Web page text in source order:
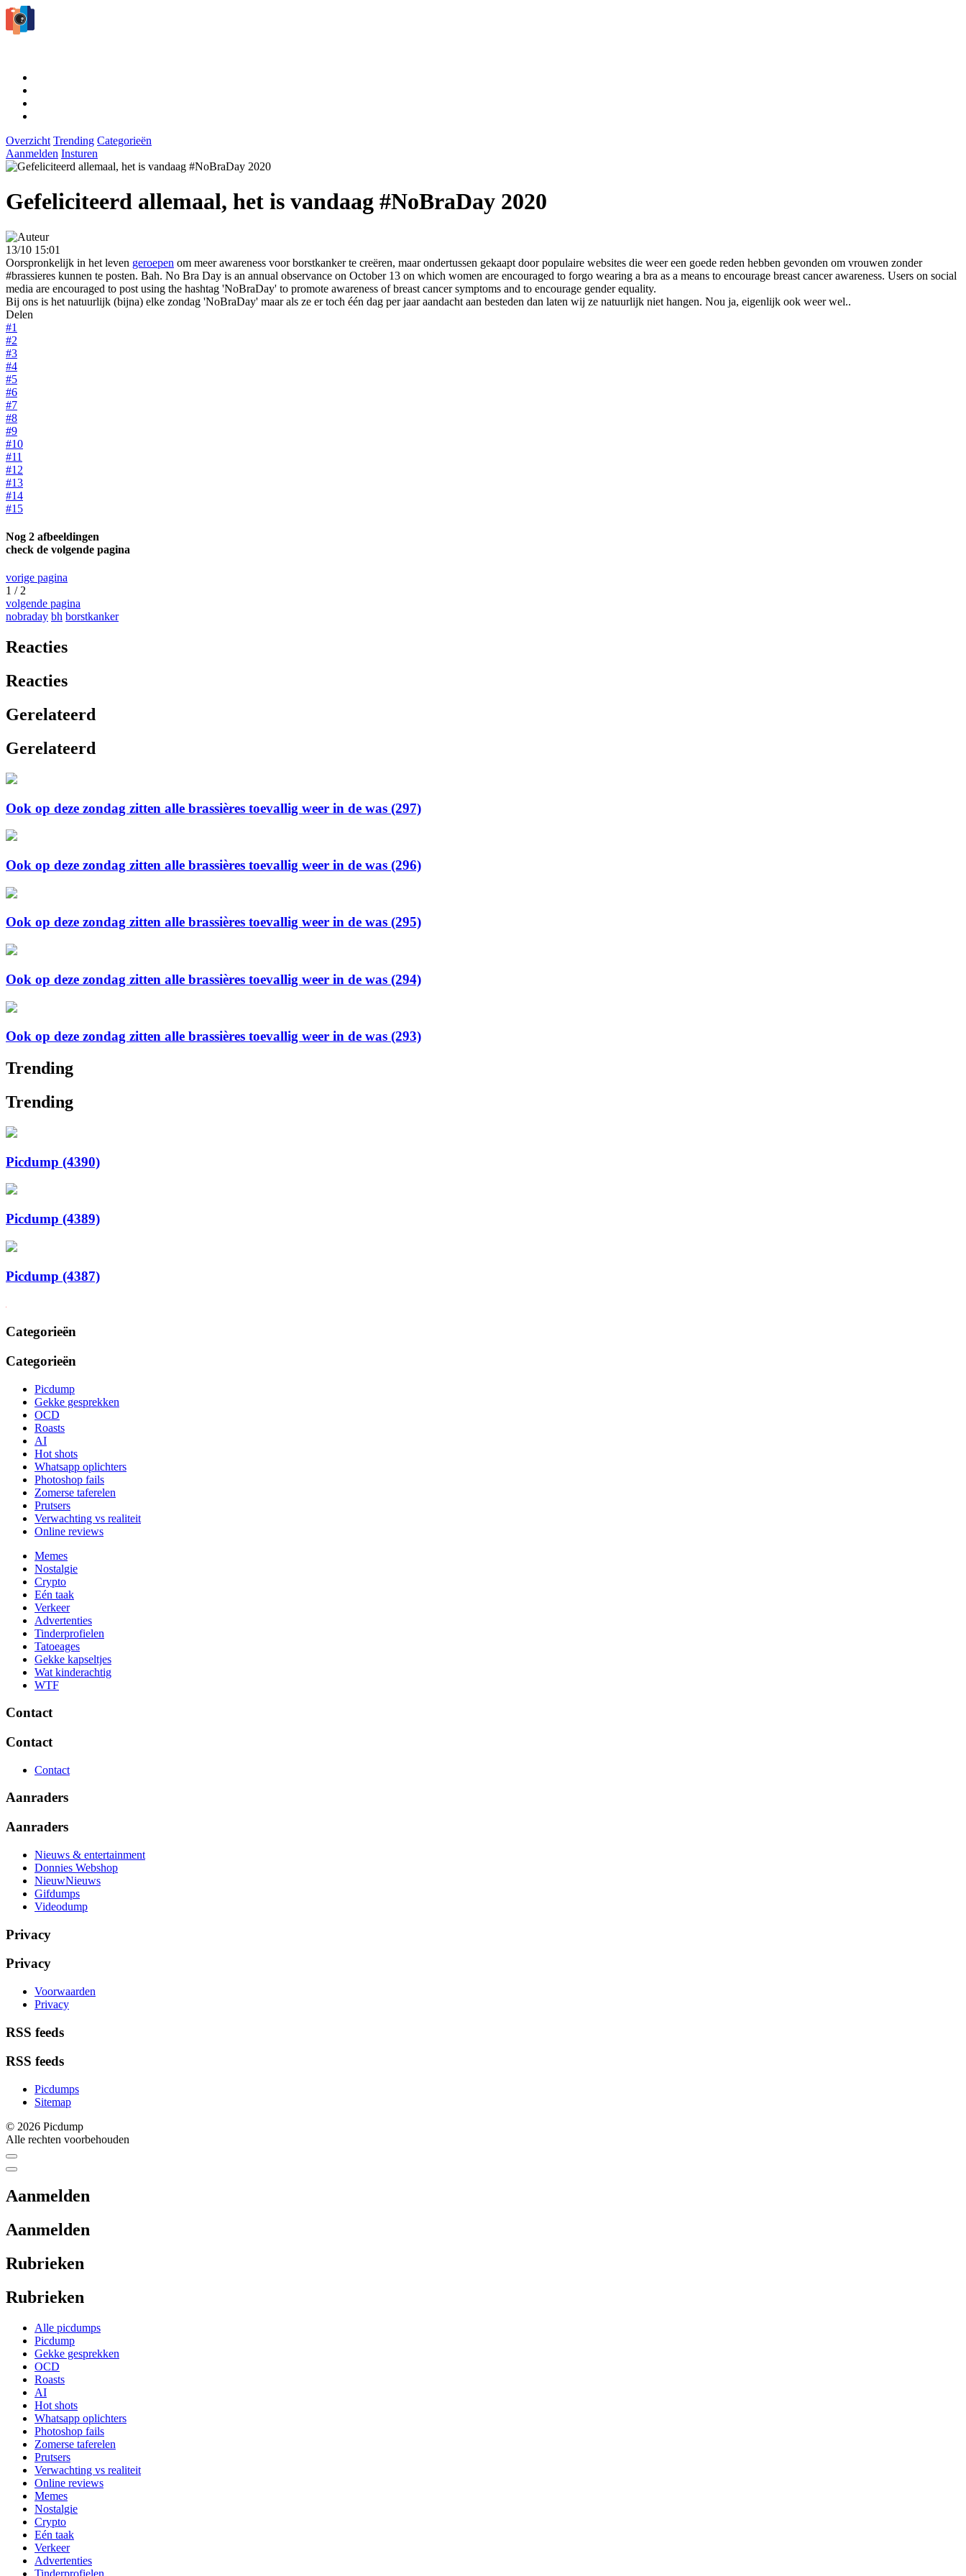
Overzicht Trending Categorieën
Aanmelden Insturen
Gefeliciteerd allemaal, het is vandaag #NoBraDay 2020
13/10 15:01
Oorspronkelijk in het leven geroepen om meer awareness voor borstkanker te creëren, maar ondertussen gekaapt door populaire websites die weer een goede reden hebben gevonden om vrouwen zonder
#brassieres kunnen te posten. Bah. No Bra Day is an annual observance on October 13 on which women are encouraged to forgo wearing a bra as a means to encourage breast cancer awareness. Users on social
media are encouraged to post using the hashtag 'NoBraDay' to promote awareness of breast cancer symptoms and to encourage gender equality.
Bij ons is het natuurlijk (bijna) elke zondag 'NoBraDay' maar als ze er toch één dag per jaar aandacht aan besteden dan laten wij ze natuurlijk niet hangen. Nou ja, eigenlijk ook weer wel..
Delen
#1
#2
#3
#4
#5
#6
#7
#8
#9
#10
#11
#12
#13
#14
#15
Nog 2 afbeeldingen
check de volgende pagina
vorige pagina
1 / 2
volgende pagina
nobraday bh borstkanker
Reacties
Reacties
Gerelateerd
Gerelateerd
Ook op deze zondag zitten alle brassières toevallig weer in de was (297)
Ook op deze zondag zitten alle brassières toevallig weer in de was (296)
Ook op deze zondag zitten alle brassières toevallig weer in de was (295)
Ook op deze zondag zitten alle brassières toevallig weer in de was (294)
Ook op deze zondag zitten alle brassières toevallig weer in de was (293)
Trending
Trending
Picdump (4390)
Picdump (4389)
Picdump (4387)
Categorieën
Categorieën
Picdump
Gekke gesprekken
OCD
Roasts
AI
Hot shots
Whatsapp oplichters
Photoshop fails
Zomerse taferelen
Prutsers
Verwachting vs realiteit
Online reviews
Memes
Nostalgie
Crypto
Eén taak
Verkeer
Advertenties
Tinderprofielen
Tatoeages
Gekke kapseltjes
Wat kinderachtig
WTF
Contact
Contact
Contact
Aanraders
Aanraders
Nieuws & entertainment
Donnies Webshop
NieuwNieuws
Gifdumps
Videodump
Privacy
Privacy
Voorwaarden
Privacy
RSS feeds
RSS feeds
Picdumps
Sitemap
© 2026 Picdump
Alle rechten voorbehouden
Aanmelden
Aanmelden
Rubrieken
Rubrieken
Alle picdumps
Picdump
Gekke gesprekken
OCD
Roasts
AI
Hot shots
Whatsapp oplichters
Photoshop fails
Zomerse taferelen
Prutsers
Verwachting vs realiteit
Online reviews
Memes
Nostalgie
Crypto
Eén taak
Verkeer
Advertenties
Tinderprofielen